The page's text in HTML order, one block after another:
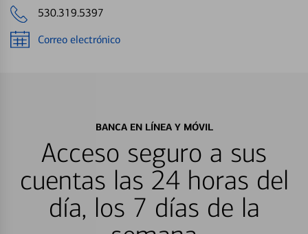
530.319.5397
Correo electrónico
BANCA EN LÍNEA Y MÓVIL
Acceso seguro a sus
cuentas las 24 horas del
día, los 7 días de la